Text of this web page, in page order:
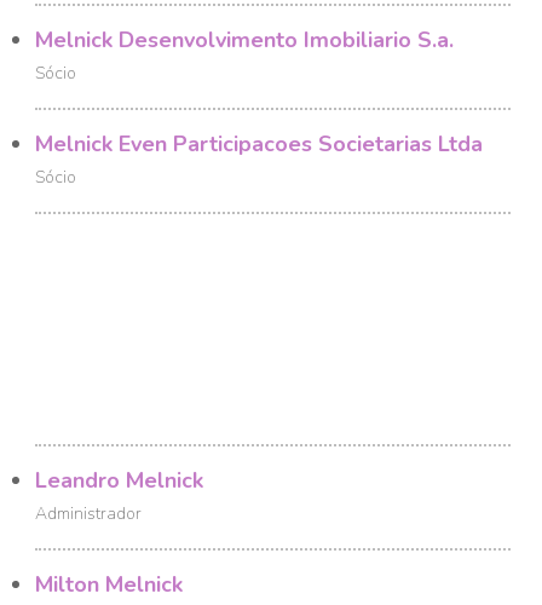
Melnick Desenvolvimento Imobiliario S.a.
Sócio
Melnick Even Participacoes Societarias Ltda
Sócio
Leandro Melnick
Administrador
Milton Melnick